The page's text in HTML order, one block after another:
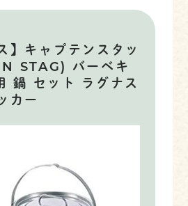
】キャプテンスタッ
STAG) バーベキ
鍋 セット ラグナス
カー